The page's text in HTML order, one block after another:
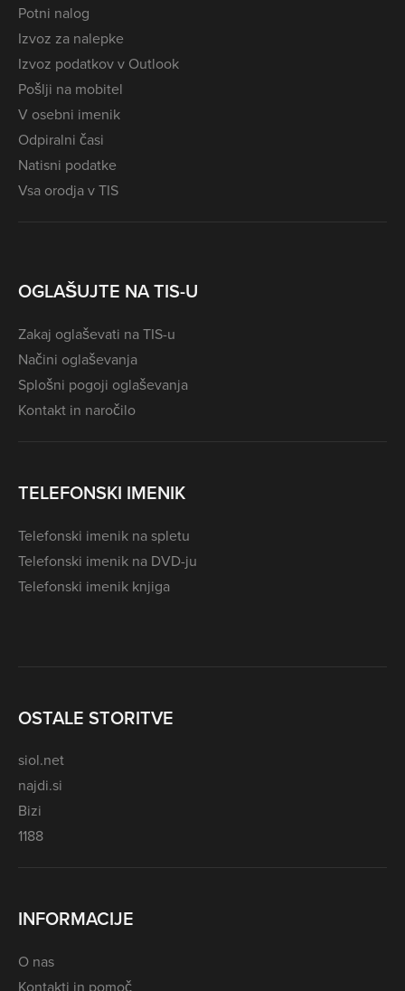
Potni nalog
Izvoz za nalepke
Izvoz podatkov v Outlook
Pošlji na mobitel
V osebni imenik
Odpiralni časi
Natisni podatke
Vsa orodja v TIS
OGLAŠUJTE NA TIS-U
Zakaj oglaševati na TIS-u
Načini oglaševanja
Splošni pogoji oglaševanja
Kontakt in naročilo
TELEFONSKI IMENIK
Telefonski imenik na spletu
Telefonski imenik na DVD-ju
Telefonski imenik knjiga
OSTALE STORITVE
siol.net
najdi.si
Bizi
1188
INFORMACIJE
O nas
Kontakti in pomoč